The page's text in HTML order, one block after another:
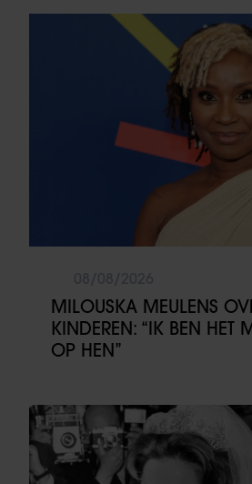
MILOUSKA MEULENS
KINDEREN: “IK BEN HET
OP HEN”